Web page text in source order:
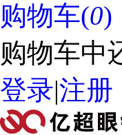
购物车(0)
购物车中
登录|注册